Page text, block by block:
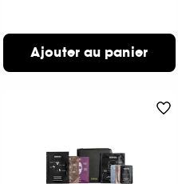
Ajouter au panier